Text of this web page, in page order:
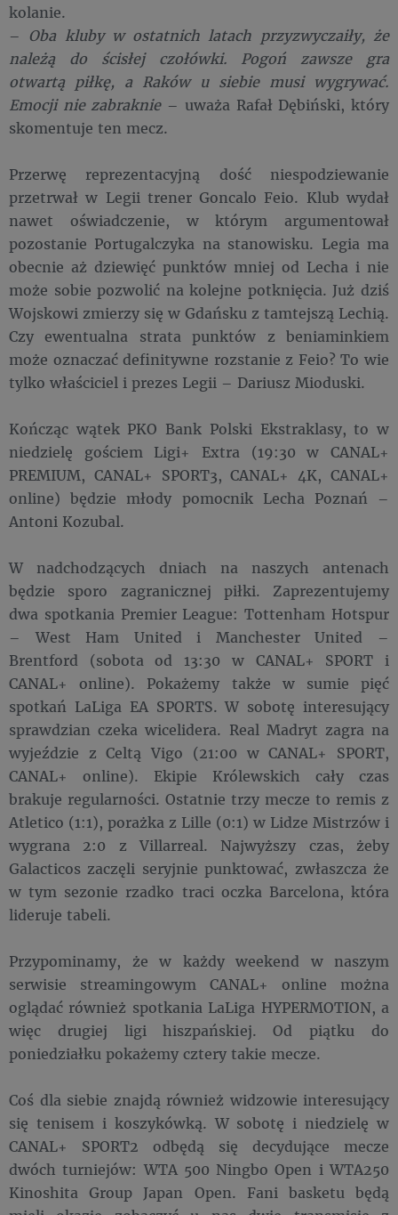
kolanie.
– Oba kluby w ostatnich latach przyzwyczaiły, że
należą do ścisłej czołówki. Pogoń zawsze gra
otwartą piłkę, a Raków u siebie musi wygrywać.
Emocji nie zabraknie– uważa Rafał Dębiński, który
skomentuje ten mecz.
Przerwę reprezentacyjną dość niespodziewanie
przetrwał w Legii trener Goncalo Feio. Klub wydał
nawet oświadczenie, w którym argumentował
pozostanie Portugalczyka na stanowisku. Legia ma
obecnie aż dziewięć punktów mniej od Lecha i nie
może sobie pozwolić na kolejne potknięcia. Już dziś
Wojskowi zmierzy się w Gdańsku z tamtejszą Lechią.
Czy ewentualna strata punktów z beniaminkiem
może oznaczać definitywne rozstanie z Feio? To wie
tylko właściciel i prezes Legii – Dariusz Mioduski.
Kończąc wątek PKO Bank Polski Ekstraklasy, to w
niedzielę gościem Ligi+ Extra (19:30 w CANAL+
PREMIUM, CANAL+ SPORT3, CANAL+ 4K, CANAL+
online) będzie młody pomocnik Lecha Poznań –
Antoni Kozubal.
W nadchodzących dniach na naszych antenach
będzie sporo zagranicznej piłki. Zaprezentujemy
dwa spotkania Premier League: Tottenham Hotspur
– West Ham United i Manchester United –
Brentford (sobota od 13:30 w CANAL+ SPORT i
CANAL+ online). Pokażemy także w sumie pięć
spotkań LaLiga EA SPORTS. W sobotę interesujący
sprawdzian czeka wicelidera. Real Madryt zagra na
wyjeździe z Celtą Vigo (21:00 w CANAL+ SPORT,
CANAL+ online). Ekipie Królewskich cały czas
brakuje regularności. Ostatnie trzy mecze to remis z
Atletico (1:1), porażka z Lille (0:1) w Lidze Mistrzów i
wygrana 2:0 z Villarreal. Najwyższy czas, żeby
Galacticos zaczęli seryjnie punktować, zwłaszcza że
w tym sezonie rzadko traci oczka Barcelona, która
lideruje tabeli.
Przypominamy, że w każdy weekend w naszym
serwisie streamingowym CANAL+ online można
oglądać również spotkania LaLiga HYPERMOTION, a
więc drugiej ligi hiszpańskiej. Od piątku do
poniedziałku pokażemy cztery takie mecze.
Coś dla siebie znajdą również widzowie interesujący
się tenisem i koszykówką. W sobotę i niedzielę w
CANAL+ SPORT2 odbędą się decydujące mecze
dwóch turniejów: WTA 500 Ningbo Open i WTA250
Kinoshita Group Japan Open. Fani basketu będą